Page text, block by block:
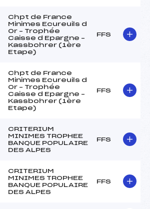
Chpt de France
Minimes Ecureuils d
Or – Trophée
Caisse d Epargne –
Kassbohrer (1ère
Etape)
FFS
Chpt de France
Minimes Ecureuils d
Or – Trophée
Caisse d Epargne –
Kassbohrer (1ère
Etape)
FFS
CRITERIUM
MINIMES TROPHEE
BANQUE POPULAIRE
DES ALPES
FFS
CRITERIUM
MINIMES TROPHEE
BANQUE POPULAIRE
DES ALPES
FFS